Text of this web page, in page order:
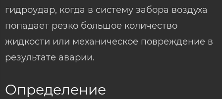
гидроудар, когда в систему забора воздуха
попадает резко большое количество
жидкости или механическое повреждение в
результате аварии.
Определение